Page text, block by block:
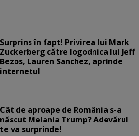
Surprins în fapt! Privirea lui Mark
Zuckerberg către logodnica lui Jeff
Bezos, Lauren Sanchez, aprinde
internetul
Cât de aproape de România s-a
născut Melania Trump? Adevărul
te va surprinde!